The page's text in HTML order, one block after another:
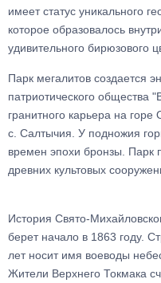
имеет статус уникального
которое образовалось
удивительного бирюзового
Парк мегалитов создается
патриотического общества
гранитного карьера на
с. Салтычия. У подножия
времен эпохи бронзы. Парк
древних культовых
История Свято-
берет начало в 1863 году.
лет носит имя воеводы
Жители Верхнего Токмака